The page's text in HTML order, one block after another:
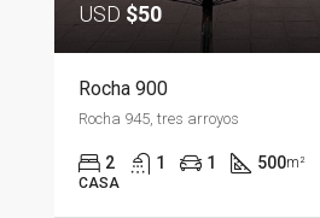
USD $50
Rocha 900
Rocha 945, tres arroyos
2 1 1 500m²
CASA